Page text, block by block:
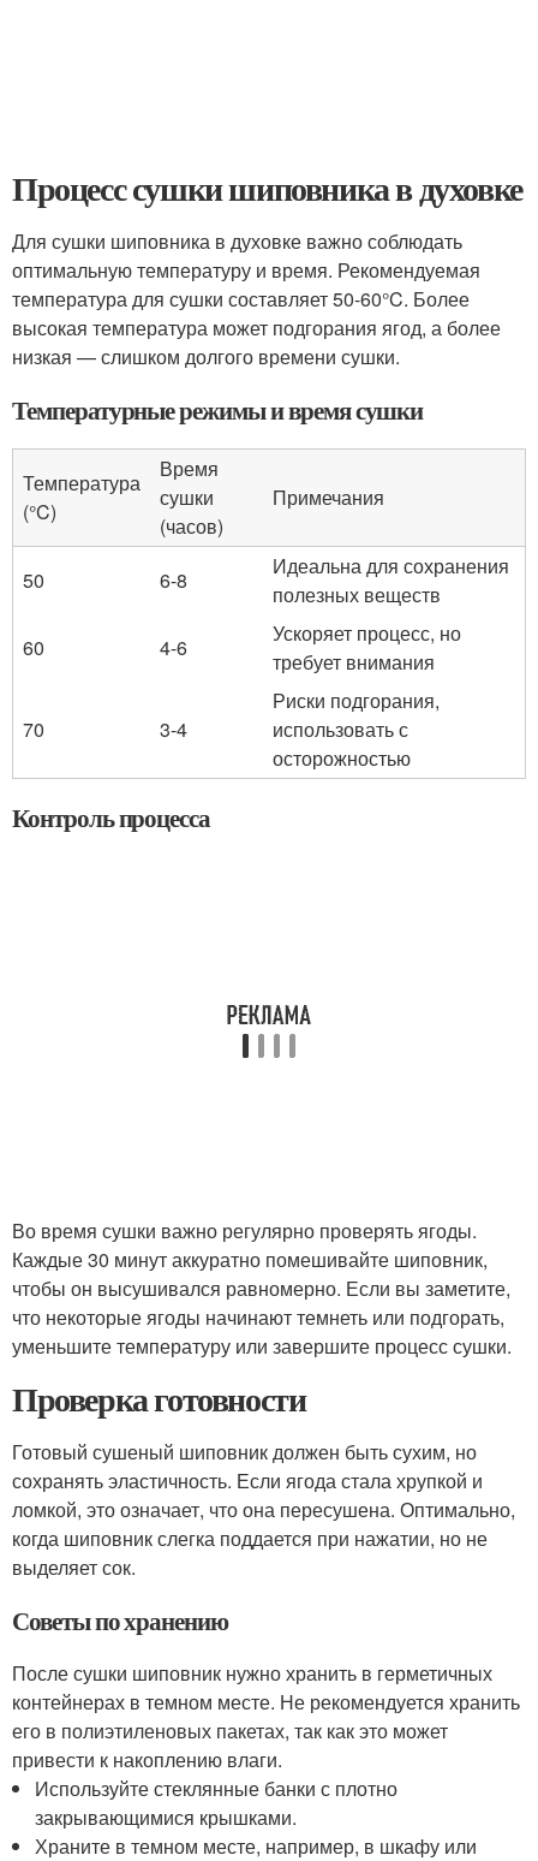
Процесс сушки шиповника в духовке
Для сушки шиповника в духовке важно соблюдать
оптимальную температуру и время. Рекомендуемая
температура для сушки составляет 50-60°C. Более
высокая температура может подгорания ягод, а более
низкая — слишком долгого времени сушки.
Температурные режимы и время сушки
Температура
(°C)
Время
сушки
(часов)
Примечания
50 6-8
Идеальна для сохранения
полезных веществ
60
4-6
Ускоряет процесс, но
требует внимания
70 3-4
Риски подгорания,
использовать с
осторожностью
Контроль процесса
Во время сушки важно регулярно проверять ягоды.
Каждые 30 минут аккуратно помешивайте шиповник,
чтобы он высушивался равномерно. Если вы заметите,
что некоторые ягоды начинают темнеть или подгорать,
уменьшите температуру или завершите процесс сушки.
Проверка готовности
Готовый сушеный шиповник должен быть сухим, но
сохранять эластичность. Если ягода стала хрупкой и
ломкой, это означает, что она пересушена. Оптимально,
когда шиповник слегка поддается при нажатии, но не
выделяет сок.
Советы по хранению
После сушки шиповник нужно хранить в герметичных
контейнерах в темном месте. Не рекомендуется хранить
его в полиэтиленовых пакетах, так как это может
привести к накоплению влаги.
Используйте стеклянные банки с плотно
закрывающимися крышками.
Храните в темном месте, например, в шкафу или